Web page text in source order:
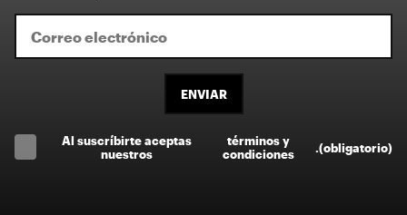
ENVIAR
Al suscríbirte aceptas
nuestros
términos y
condiciones
(obligatorio)